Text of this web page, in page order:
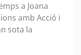
a Joana
amb Acció i
sota la